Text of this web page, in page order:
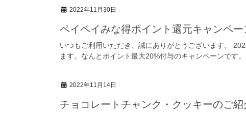
2022年11月30日
ペイペイみな得ポイント還元キャンペー
いつもご利用いただき、誠にありがとうございます。
ます。なんとポイント最大20%付与のキャンペーンです
2022年11月14日
チョコレートチャンク・クッキーのご紹